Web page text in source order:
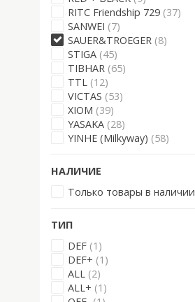
RITC Friendship 729 (37)
SANWEI (7)
SAUER&TROEGER (8)
STIGA (45)
TIBHAR (65)
TTL (12)
VICTAS (53)
XIOM (39)
YASAKA (28)
YINHE (Milkyway) (58)
НАЛИЧИЕ
Только товары в наличии
ТИП
DEF (1)
DEF+ (1)
ALL (2)
ALL+ (1)